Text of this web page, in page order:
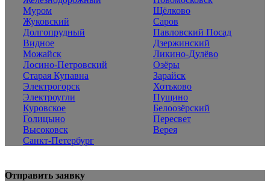
Муром
Щёлково
Жуковский
Саров
Долгопрудный
Павловский Посад
Видное
Дзержинский
Можайск
Ликино-Дулёво
Лосино-Петровский
Озёры
Старая Купавна
Зарайск
Электрогорск
Хотьково
Электроугли
Пущино
Куровское
Белоозёрский
Голицыно
Пересвет
Высоковск
Верея
Санкт-Петербург
Отправить заявку